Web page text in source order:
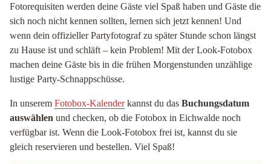
Fotorequisiten werden deine Gäste viel Spaß haben und Gäste die
sich noch nicht kennen sollten, lernen sich jetzt kennen! Und
wenn dein offizieller Partyfotograf zu später Stunde schon längst
zu Hause ist und schläft – kein Problem! Mit der Look-Fotobox
machen deine Gäste bis in die frühen Morgenstunden unzählige
lustige Party-Schnappschüsse.
In unserem Fotobox-Kalenderkannst du das Buchungsdatum
auswählen und checken, ob die Fotobox in Eichwalde noch
verfügbar ist. Wenn die Look-Fotobox frei ist, kannst du sie
gleich reservieren und bestellen. Viel Spaß!